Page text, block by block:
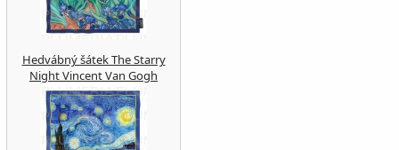
Hedvábný šátek The Starry
Night Vincent Van Gogh